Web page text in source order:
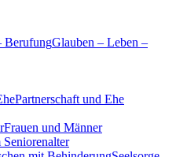
Glauben – Leben –
Partnerschaft und Ehe
Frauen und Männer
Seniorenalter